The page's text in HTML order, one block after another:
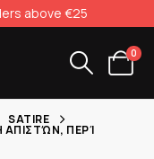
above €25
0
SATIRE
ΠΕΡΊ